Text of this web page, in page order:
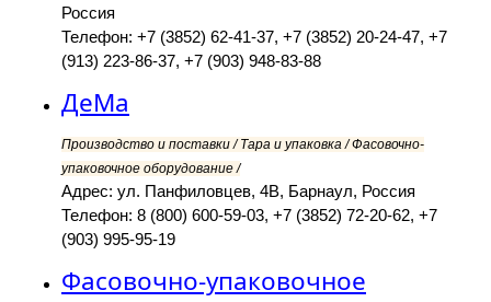
Россия
Телефон: +7 (3852) 62-41-37, +7 (3852) 20-24-47, +7
(913) 223-86-37, +7 (903) 948-83-88
ДеМа
Производство и поставки / Тара и упаковка / Фасовочно-
упаковочное оборудование /
Адрес: ул. Панфиловцев, 4В, Барнаул, Россия
Телефон: 8 (800) 600-59-03, +7 (3852) 72-20-62, +7
(903) 995-95-19
Фасовочно-упаковочное